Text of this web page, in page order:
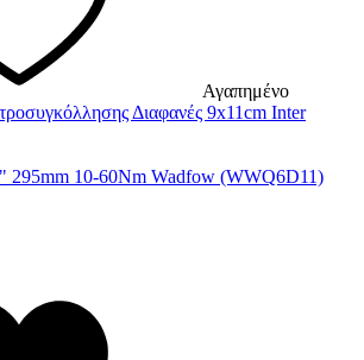
Αγαπημένο
Διαφανές 9x11cm Inter